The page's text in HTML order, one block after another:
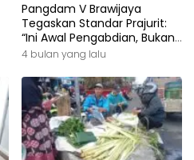
Pangdam V Brawijaya
Tegaskan Standar Prajurit:
“Ini Awal Pengabdian, Bukan
Akhir Perjalanan”
4 bulan yang lalu